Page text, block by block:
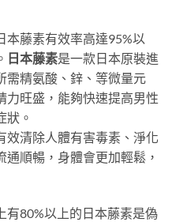
本藤素有效率高達95%以
日本藤素是一款日本原裝進
需精氨酸、鋅、等微量元
力旺盛，能夠快速提高男性
狀。
效清除人體有害毒素、淨化
順暢，身體會更加輕鬆，
有80%以上的日本藤素是偽